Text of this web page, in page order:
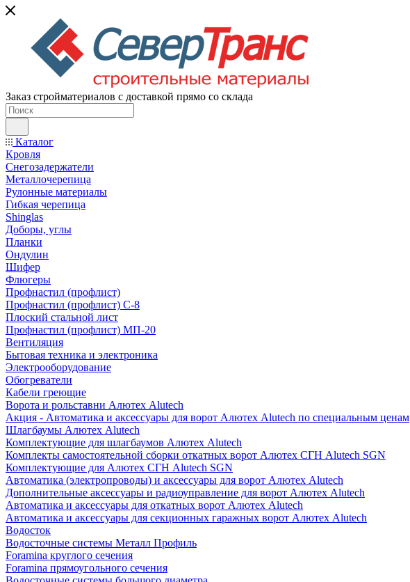
Заказ стройматериалов с доставкой прямо со склада
Каталог
Кровля
Снегозадержатели
Металлочерепица
Рулонные материалы
Гибкая черепица
Shinglas
Доборы, углы
Планки
Ондулин
Шифер
Флюгеры
Профнастил (профлист)
Профнастил (профлист) С-8
Плоский стальной лист
Профнастил (профлист) МП-20
Вентиляция
Бытовая техника и электроника
Электрооборудование
Обогреватели
Кабели греющие
Ворота и рольставни Алютех Alutech
Акция - Автоматика и аксессуары для ворот Алютех Alutech по специальным ценам
Шлагбаумы Алютех Alutech
Комплектующие для шлагбаумов Алютех Alutech
Комплекты самостоятельной сборки откатных ворот Алютех СГН Alutech SGN
Комплектующие для Алютех СГН Alutech SGN
Автоматика (электропроводы) и аксессуары для ворот Алютех Alutech
Дополнительные аксессуары и радиоуправление для ворот Алютех Alutech
Автоматика и аксессуары для откатных ворот Алютех Alutech
Автоматика и аксессуары для секционных гаражных ворот Алютех Alutech
Водосток
Водосточные системы Металл Профиль
Foramina круглого сечения
Foramina прямоугольного сечения